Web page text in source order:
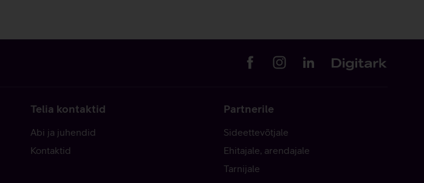
Telia kontaktid
Abi ja juhendid
Kontaktid
Partnerile
Sideettevõtjale
Ehitajale, arendajale
Tarnijale